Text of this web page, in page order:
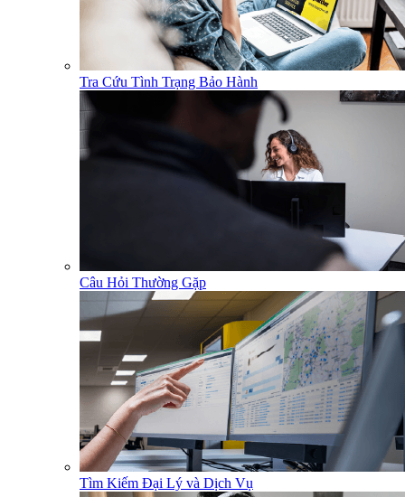
Tra Cứu Tình Trạng Bảo Hành
Câu Hỏi Thường Gặp
Tìm Kiếm Đại Lý và Dịch Vụ